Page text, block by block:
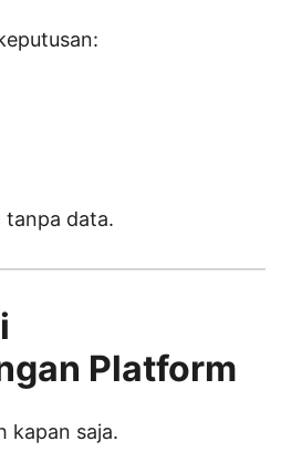
data.
Platform
kapan saja.